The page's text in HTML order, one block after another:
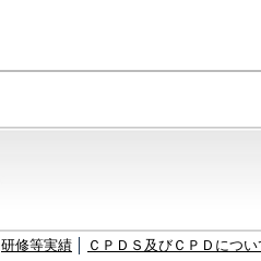
研修等実績 ＣＰＤＳ及びＣＰＤにつ